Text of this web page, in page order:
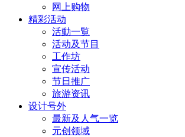
网上购物
精彩活动
活動一覧
活动及节目
工作坊
宣传活动
节日推广
旅游资讯
设计号外
最新及人气一览
元创领域